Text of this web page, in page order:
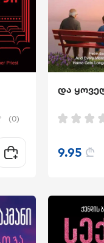
(0)
9.95 ₾